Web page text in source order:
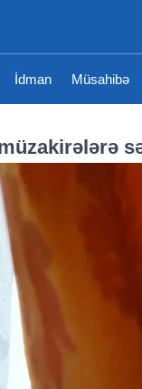
İdman Müsahibə